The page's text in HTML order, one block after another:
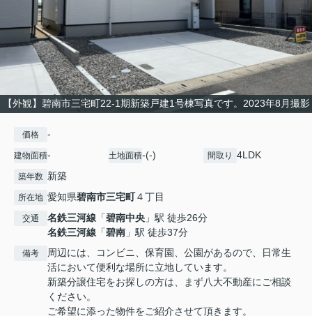
【外観】碧南市三宅町22-1期新築戸建1号棟写真です。2023年8月撮影
価格 -
建物面積- 土地面積-(-) 間取り 4LDK
築年数 新築
所在地 愛知県碧南市三宅町４丁目
交通 名鉄三河線 「碧南中央 」駅 徒歩26分
名鉄三河線 「碧南 」駅 徒歩37分
備考
周辺には、コンビニ、保育園、公園があるので、日常生
活において便利な場所に立地しています。
新築分譲住宅をお探しの方は、まず八大不動産にご相談
ください。
ご希望に添った物件をご紹介させて頂きます。